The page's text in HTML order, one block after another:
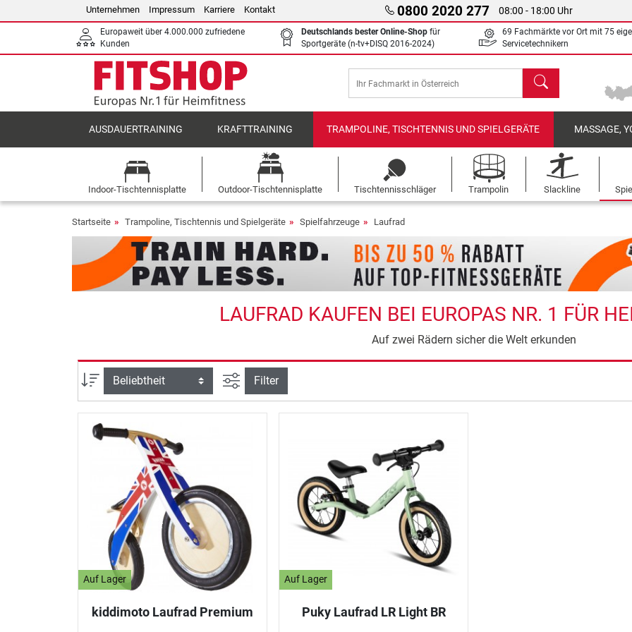
Unternehmen Impressum Karriere Kontakt 0800 2020 277 08:00 - 18:00 Uhr
Europaweit über 4.000.000 zufriedene
Kunden
Deutschlands bester Online-Shop für
Sportgeräte (n-tv+DISQ 2016-2024)
69 Fachmärkte vor Ort mit 75
Servicetechnikern
Suchen
AUSDAUERTRAINING KRAFTTRAINING TRAMPOLINE, TISCHTENNIS UND SPIELGERÄTE MASSAGE,
Indoor-Tischtennisplatte Outdoor-Tischtennisplatte Tischtennisschläger Trampolin Slackline
Startseite Trampoline, Tischtennis und Spielgeräte Spielfahrzeuge Laufrad
LAUFRAD KAUFEN BEI EUROPAS NR. 1 FÜR
Auf zwei Rädern sicher die Welt erkunden
Sortierung Ansicht filtern
Filter
Auf Lager
kiddimoto Laufrad Premium
Auf Lager
Puky Laufrad LR Light BR